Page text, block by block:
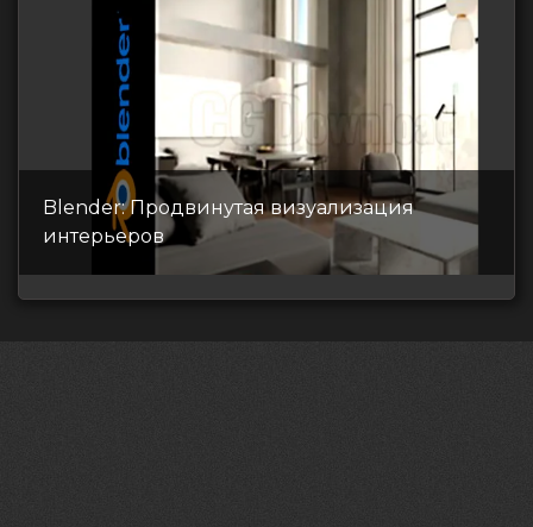
Blender: Продвинутая визуализация
интерьеров